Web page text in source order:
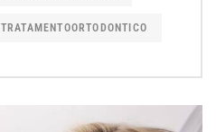
TRATAMENTOORTODONTICO